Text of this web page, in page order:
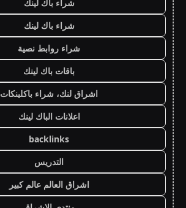
شراء باك لينك
شراء باك لينك
شراء روابط نصية
باقات باك لينك
اشراق لنك، شراء باكلينكات
اعلانات الباك لينك
backlinks
التدريس
اشراق العالم عالم كبير